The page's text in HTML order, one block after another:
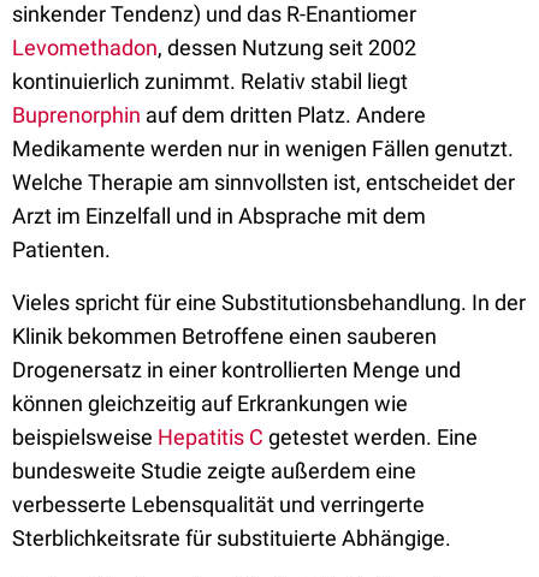
sinkender Tendenz) und das R-Enantiomer
Levomethadon, dessen Nutzung seit 2002
kontinuierlich zunimmt. Relativ stabil liegt
Buprenorphin auf dem dritten Platz. Andere
Medikamente werden nur in wenigen Fällen genutzt.
Welche Therapie am sinnvollsten ist, entscheidet der
Arzt im Einzelfall und in Absprache mit dem
Patienten.
Vieles spricht für eine Substitutionsbehandlung. In der
Klinik bekommen Betroffene einen sauberen
Drogenersatz in einer kontrollierten Menge und
können gleichzeitig auf Erkrankungen wie
beispielsweise Hepatitis C getestet werden. Eine
bundesweite Studie zeigte außerdem eine
verbesserte Lebensqualität und verringerte
Sterblichkeitsrate für substituierte Abhängige.